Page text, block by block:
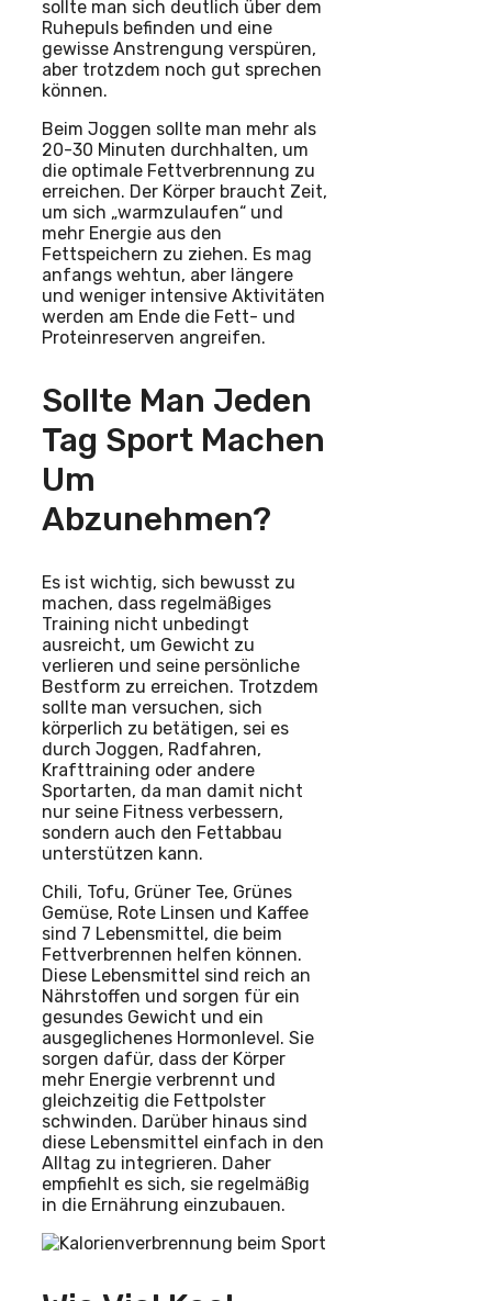
sollte man sich deutlich über dem
Ruhepuls befinden und eine
gewisse Anstrengung verspüren,
aber trotzdem noch gut sprechen
können.
Beim Joggen sollte man mehr als
20-30 Minuten durchhalten, um
die optimale Fettverbrennung zu
erreichen. Der Körper braucht Zeit,
um sich „warmzulaufen“ und
mehr Energie aus den
Fettspeichern zu ziehen. Es mag
anfangs wehtun, aber längere
und weniger intensive Aktivitäten
werden am Ende die Fett- und
Proteinreserven angreifen.
Sollte Man Jeden
Tag Sport Machen
Um
Abzunehmen?
Es ist wichtig, sich bewusst zu
machen, dass regelmäßiges
Training nicht unbedingt
ausreicht, um Gewicht zu
verlieren und seine persönliche
Bestform zu erreichen. Trotzdem
sollte man versuchen, sich
körperlich zu betätigen, sei es
durch Joggen, Radfahren,
Krafttraining oder andere
Sportarten, da man damit nicht
nur seine Fitness verbessern,
sondern auch den Fettabbau
unterstützen kann.
Chili, Tofu, Grüner Tee, Grünes
Gemüse, Rote Linsen und Kaffee
sind 7 Lebensmittel, die beim
Fettverbrennen helfen können.
Diese Lebensmittel sind reich an
Nährstoffen und sorgen für ein
gesundes Gewicht und ein
ausgeglichenes Hormonlevel. Sie
sorgen dafür, dass der Körper
mehr Energie verbrennt und
gleichzeitig die Fettpolster
schwinden. Darüber hinaus sind
diese Lebensmittel einfach in den
Alltag zu integrieren. Daher
empfiehlt es sich, sie regelmäßig
in die Ernährung einzubauen.